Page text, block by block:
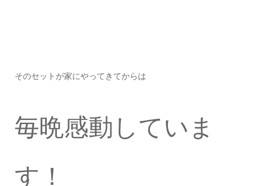
そのセットが家にやってきてからは
毎晩感動していま
す！